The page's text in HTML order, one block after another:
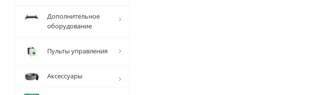
Дополнительное
оборудование
Пульты управления
Аксессуары